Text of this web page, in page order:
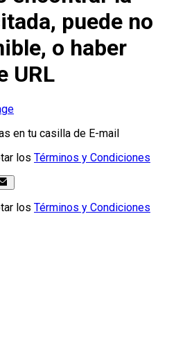
puede no
o haber
URL
en tu casilla de E-mail
los Términos y Condiciones
los Términos y Condiciones